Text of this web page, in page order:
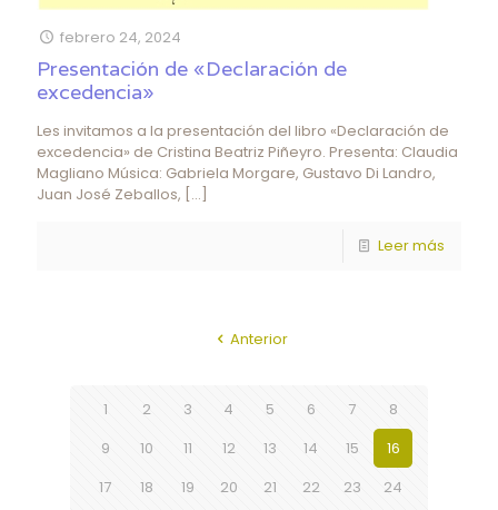
febrero 24, 2024
Presentación de «Declaración de
excedencia»
Les invitamos a la presentación del libro «Declaración de
excedencia» de Cristina Beatriz Piñeyro. Presenta: Claudia
Magliano Música: Gabriela Morgare, Gustavo Di Landro,
Juan José Zeballos, […]
Leer más
Anterior
1 2 3 4 5 6 7
8
9
10 11 12 13 14 15
16
17
18 19 20 21 22 23
24